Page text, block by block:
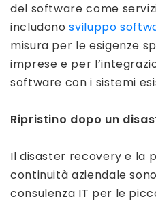
del software come
includonosviluppo
misura per le esigenze
imprese e per
software con i sistemi
Ripristino dopo un
Il disaster recovery e la
continuità aziendale
consulenza IT per le